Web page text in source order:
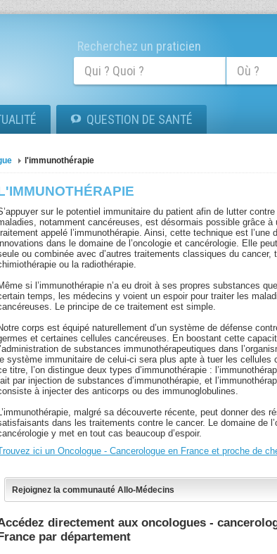
Recherchez un praticien
QUESTION DE SANTÉ
l'immunothérapie
sur le potentiel immunitaire du patient afin de lutter
notamment cancéreuses, est désormais possible grâce à
appelé l’immunothérapie. Ainsi, cette technique est l’une
dans le domaine de l’oncologie et cancérologie. Elle
ou combinée avec d’autres traitements classiques du cancer,
ou la radiothérapie.
si l’immunothérapie n’a eu droit à ses propres substances
temps, les médecins y voient un espoir pour traiter les
Le principe de ce traitement est simple.
corps est équipé naturellement d’un système de défense
et certaines cellules cancéreuses. En boostant cette
de substances immunothérapeutiques dans
système immunitaire de celui-ci sera plus apte à tuer les cellules
titre, l’on distingue deux types d’immunothérapie :
par injection de substances d’immunothérapie, et
à injecter des anticorps ou des immunoglobulines.
malgré sa découverte récente, peut donner des
dans les traitements contre le cancer. Le domaine de
y met en tout cas beaucoup d’espoir.
ici un Oncologue - Cancerologue en France et proche de
Rejoignez la communauté Allo-Médecins
directement aux oncologues -
par département